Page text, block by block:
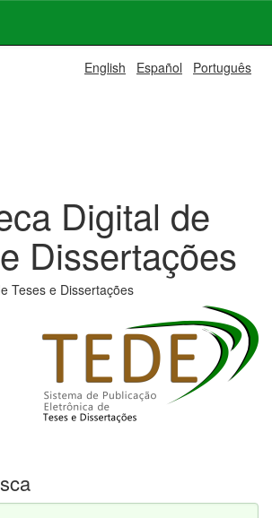
English Español Português
Digital de
Dissertações
Teses e Dissertações